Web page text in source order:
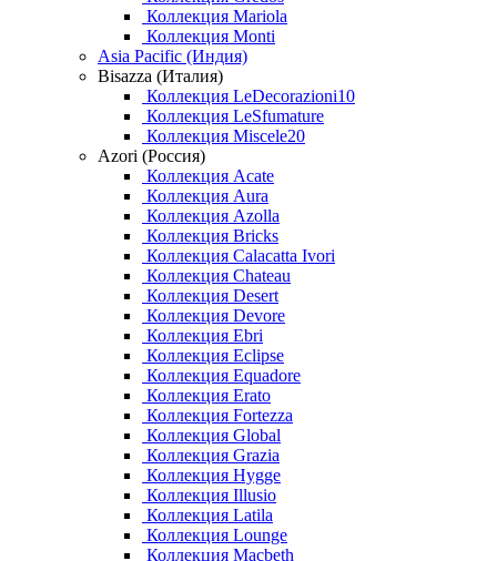
Коллекция Mariola
Коллекция Monti
Asia Pacific (Индия)
Bisazza (Италия)
Коллекция LeDecorazioni10
Коллекция LeSfumature
Коллекция Miscele20
Azori (Россия)
Коллекция Acate
Коллекция Aura
Коллекция Azolla
Коллекция Bricks
Коллекция Calacatta Ivori
Коллекция Chateau
Коллекция Desert
Коллекция Devore
Коллекция Ebri
Коллекция Eclipse
Коллекция Equadore
Коллекция Erato
Коллекция Fortezza
Коллекция Global
Коллекция Grazia
Коллекция Hygge
Коллекция Illusio
Коллекция Latila
Коллекция Lounge
Коллекция Macbeth